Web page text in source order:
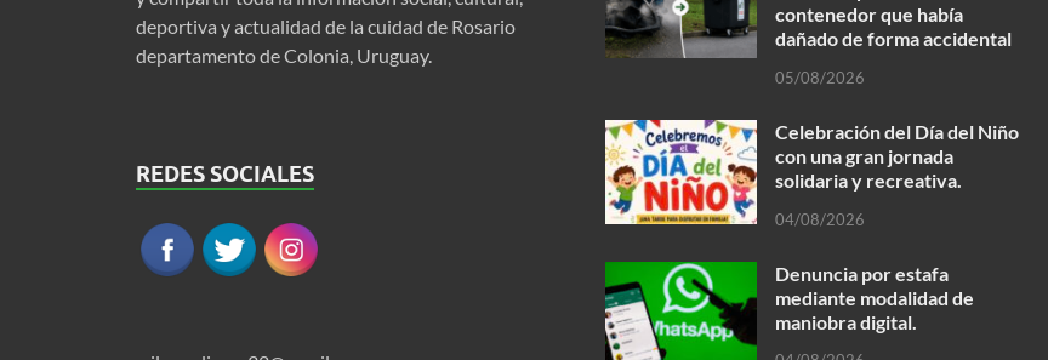
deportiva y actualidad de la cuidad de Rosario
departamento de Colonia, Uruguay.
REDES SOCIALES
contenedor que había
dañado de forma accidental
05/08/2026
Celebración del Día del Niño
con una gran jornada
solidaria y recreativa.
04/08/2026
Denuncia por estafa
mediante modalidad de
maniobra digital.